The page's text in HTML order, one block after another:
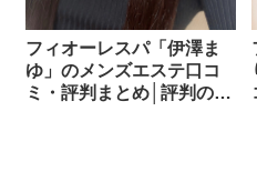
フィオーレスパ「伊澤ま
ゆ」のメンズエステ口コ
ミ・評判まとめ│評判の容